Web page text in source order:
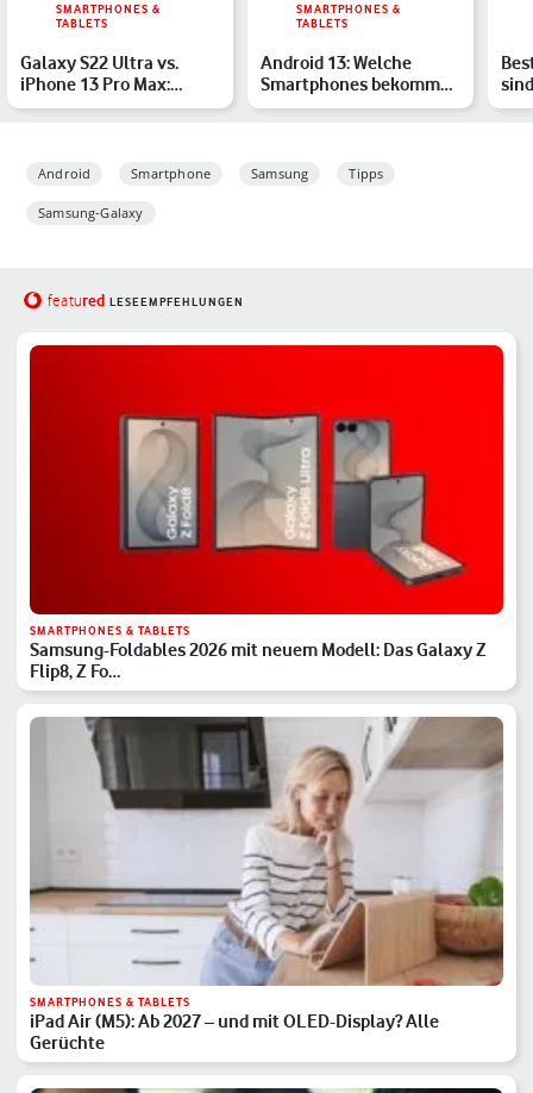
SMARTPHONES &
TABLETS
Galaxy S22 Ultra vs.
iPhone 13 Pro Max:
Welches Flaggschiff
SMARTPHONES &
TABLETS
Android 13: Welche
Smartphones bekommen
das Update?
Android Smartphone Samsung Tipps
Samsung-Galaxy
featured LESEEMPFEHLUNGEN
SMARTPHONES & TABLETS
Samsung-Foldables 2026 mit neuem Modell: Das Galaxy Z
Flip8, Z Fo…
SMARTPHONES & TABLETS
iPad Air (M5): Ab 2027 – und mit OLED-Display? Alle
Gerüchte